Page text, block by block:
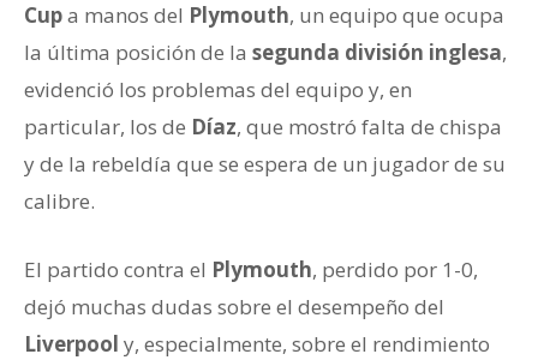
Cupa manos del Plymouth, un equipo que ocupa
la última posición de la segunda división inglesa,
evidenció los problemas del equipo y, en
particular, los de Díaz, que mostró falta de chispa
y de la rebeldía que se espera de un jugador de su
calibre.
El partido contra el Plymouth, perdido por 1-0,
dejó muchas dudas sobre el desempeño del
Liverpool y, especialmente, sobre el rendimiento